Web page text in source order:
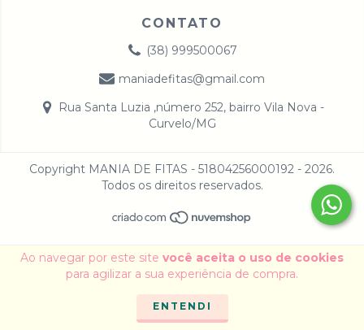
Ao navegar por este site você aceita o uso de cookies
para agilizar a sua experiência de compra.
ENTENDI
CONTATO
(38) 999500067
maniadefitas@gmail.com
Rua Santa Luzia ,número 252, bairro Vila Nova -
Curvelo/MG
Copyright MANIA DE FITAS - 51804256000192 - 2026.
Todos os direitos reservados.